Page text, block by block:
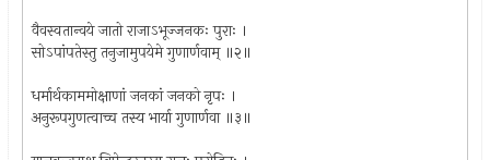
वैवस्वतान्वये जातो राजाऽभूज्जनकः पुराः ।
सोऽपांपतेस्तु तनुजामुपयेमे गुणार्णवाम् ॥२॥
धर्मार्थकाममोक्षाणां जनकां जनको नृपः ।
अनुरूपगुणत्वाच्च तस्य भार्या गुणार्णवा ॥३॥